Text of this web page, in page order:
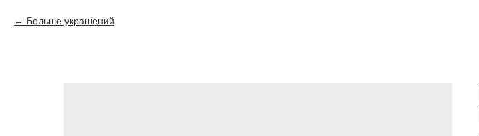
Больше украшений